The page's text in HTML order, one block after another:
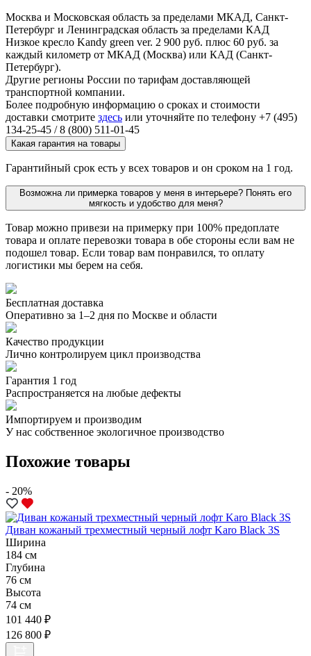
Москва и Московская область за пределами МКАД, Санкт-
Петербург и Ленинградская область за пределами КАД
Низкое кресло Kandy green ver. 2 900 руб. плюс 60 руб. за
каждый километр от МКАД (Москва) или КАД (Санкт-
Петербург).
Другие регионы России по тарифам доставляющей
транспортной компании.
Более подробную информацию о сроках и стоимости
доставки смотрите здесь или уточняйте по телефону +7 (495)
134-25-45 / 8 (800) 511-01-45
Какая гарантия на товары
Гарантийный срок есть у всех товаров и он сроком на 1 год.
Возможна ли примерка товаров у меня в интерьере? Понять его
мягкость и удобство для меня?
Товар можно привези на примерку при 100% предоплате
товара и оплате перевозки товара в обе стороны если вам не
подошел товар. Если товар вам понравился, то оплату
логистики мы берем на себя.
Бесплатная доставка
Оперативно за 1–2 дня по Москве и области
Качество продукции
Лично контролируем цикл производства
Гарантия 1 год
Распространяется на любые дефекты
Импортируем и производим
У нас собственное экологичное производство
Похожие товары
- 20%
Диван кожаный трехместный черный лофт Karo Black 3S
Ширина
184 см
Глубина
76 см
Высота
74 см
101 440 ₽
126 800 ₽